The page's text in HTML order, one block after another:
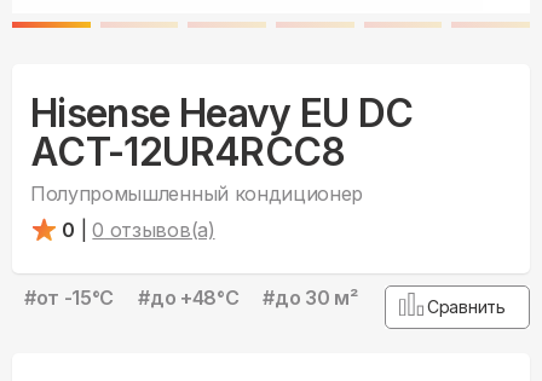
Hisense Heavy EU DC
ACT-12UR4RCC8
Полупромышленный кондиционер
0
0 отзывов(а)
#от -15°С #до +48°С #до 30 м² Сравнить